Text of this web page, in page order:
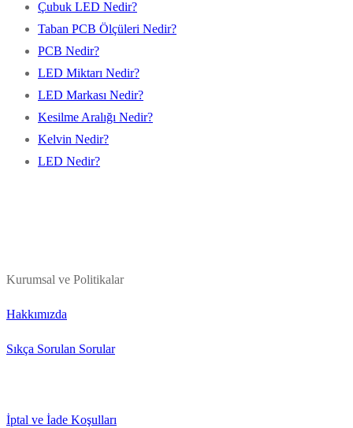
Çubuk LED Nedir?
Taban PCB Ölçüleri Nedir?
PCB Nedir?
LED Miktarı Nedir?
LED Markası Nedir?
Kesilme Aralığı Nedir?
Kelvin Nedir?
LED Nedir?
Kurumsal ve Politikalar
Hakkımızda
Sıkça Sorulan Sorular
İptal ve İade Koşulları